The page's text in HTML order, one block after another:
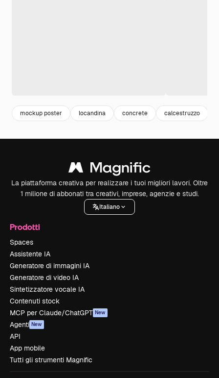
mockup poster locandina concrete calcestruzzo
La piattaforma creativa per realizzare i tuoi migliori lavori. Oltre
1 milione di abbonati tra creativi, imprese, agenzie e studi.
Italiano
Prodotti
Spaces
Assistente IA
Generatore di immagini IA
Generatore di video IA
Sintetizzatore vocale IA
Contenuti stock
MCP per Claude/ChatGPT New
Agenti New
API
App mobile
Tutti gli strumenti Magnific